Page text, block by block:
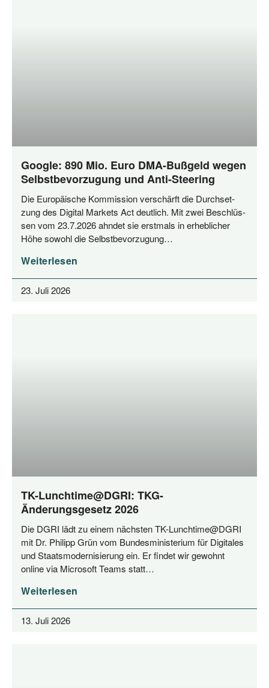
Google: 890 Mio. Euro DMA-Bußgeld wegen
Selbstbevorzugung und Anti-Steering
Die Euro­päi­sche Kom­mis­si­on ver­schärft die Durch­set­
zung des Digi­tal Mar­kets Act deut­lich. Mit zwei Beschlüs­
sen vom 23.7.2026 ahn­det sie erst­mals in erheb­li­cher
Höhe sowohl die Selbstbevorzugung…
Weiterlesen
23. Juli 2026
TK-Lunchtime@DGRI: TKG-
Änderungsgesetz 2026
Die DGRI lädt zu einem nächs­ten TK-Lunchtime@DGRI
mit Dr. Phil­ipp Grün vom Bun­des­mi­nis­te­ri­um für Digi­ta­les
und Staats­mo­der­ni­sie­rung ein. Er fin­det wir gewohnt
online via Micro­soft Teams statt…
Weiterlesen
13. Juli 2026